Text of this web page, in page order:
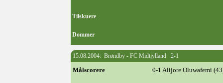
Tilskuere
Dommer
15.08.2004: Brøndby - FC Midtjylland 2-1
Målscorere 0-1 Alijore Oluwafemi